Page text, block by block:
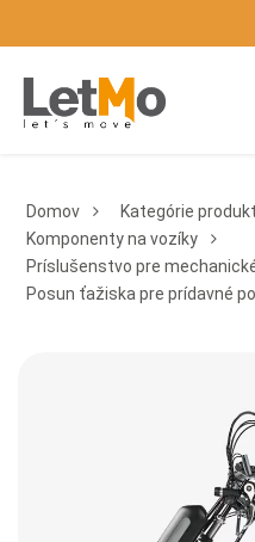
Domov
Kategórie
Komponenty na vozíky
Príslušenstvo pre
Posun ťažiska pre prídavné